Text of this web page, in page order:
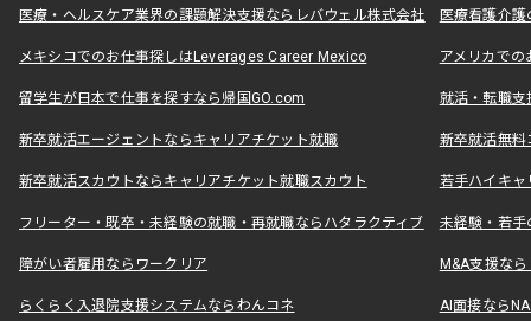
医療・ヘルスケア業界の課題解決支援ならレバウェル株式会社 医療看護介
メキシコでのお仕事探しはLeverages Career Mexico アメリカで
留学生が日本で仕事を探すなら帰国GO.com 就活・転職
新卒就活エージェントならキャリアチケット就職 新卒就活無料
新卒就活スカウトならキャリアチケット就職スカウト 若手ハイキ
フリーター・既卒・未経験の就職・再就職ならハタラクティブ 未経験・若手
障がい者雇用ならワークリア M&A支援な
らくらく入退院支援システムならわんコネ AI面接なら